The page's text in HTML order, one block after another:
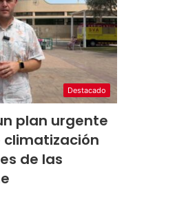
Destacado
plan urgente
climatización
de las